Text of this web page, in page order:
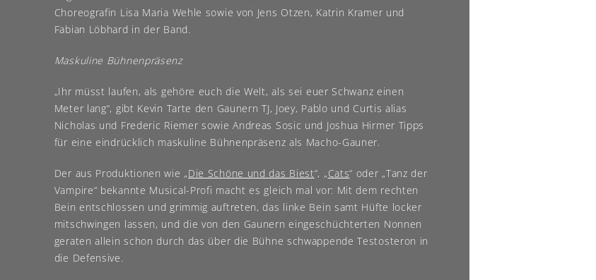
Choreografin Lisa Maria Wehle sowie von Jens Otzen, Katrin Kramer und
Fabian Löbhard in der Band.
Maskuline Bühnenpräsenz
„Ihr müsst laufen, als gehöre euch die Welt, als sei euer Schwanz einen
Meter lang“, gibt Kevin Tarte den Gaunern TJ, Joey, Pablo und Curtis alias
Nicholas und Frederic Riemer sowie Andreas Sosic und Joshua Hirmer Tipps
für eine eindrücklich maskuline Bühnenpräsenz als Macho-Gauner.
Der aus Produktionen wie „Die Schöne und das Biest“, „Cats“ oder „Tanz der
Vampire“ bekannte Musical-Profi macht es gleich mal vor: Mit dem rechten
Bein entschlossen und grimmig auftreten, das linke Bein samt Hüfte locker
mitschwingen lassen, und die von den Gaunern eingeschüchterten Nonnen
geraten allein schon durch das über die Bühne schwappende Testosteron in
die Defensive.